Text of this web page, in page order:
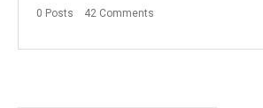
0 Posts 42 Comments